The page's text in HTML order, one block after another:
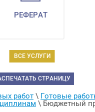
ВСЕ УСЛУГИ
РЕФЕРАТ
СТРАНИЦУ
работ \ Готовые
\ Бюджетный